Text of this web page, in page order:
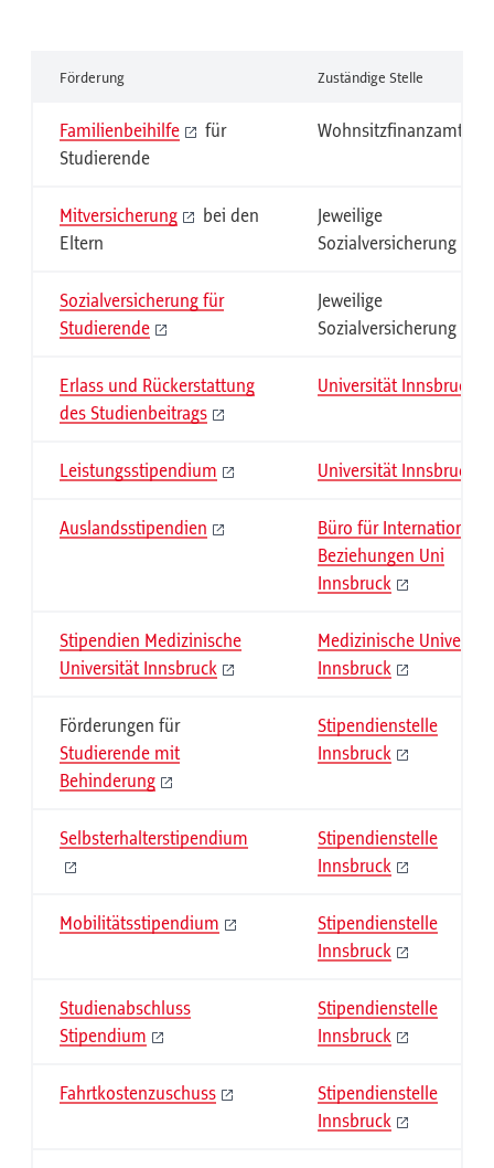
Förderung Zuständige Stelle
Familienbeihilfe
für
Studierende
Wohnsitzfinanzamt
Mitversicherung
bei den
Eltern
Jeweilige
Sozialversicherung
Sozialversicherung für
Studierende
Jeweilige
Sozialversicherung
Erlass und Rückerstattung
des Studienbeitrags
Universität Innsbruck
Leistungsstipendium Universität Innsbruck
Auslandsstipendien
Büro für Internationale
Beziehungen Uni
Innsbruck
Stipendien Medizinische
Universität Innsbruck
Medizinische
Innsbruck
Förderungen für
Studierende mit
Behinderung
Stipendienstelle
Innsbruck
Selbsterhalterstipendium
Stipendienstelle
Innsbruck
Mobilitätsstipendium
Stipendienstelle
Innsbruck
Studienabschluss
Stipendium
Stipendienstelle
Innsbruck
Fahrtkostenzuschuss
Stipendienstelle
Innsbruck